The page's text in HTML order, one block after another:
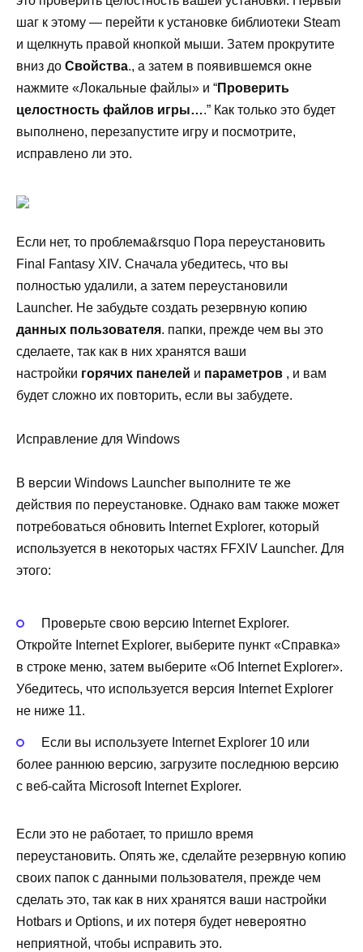
шаг к этому — перейти к установке библиотеки Steam
и щелкнуть правой кнопкой мыши. Затем прокрутите
вниз до Свойства., а затем в появившемся окне
нажмите «Локальные файлы» и “Проверить
целостность файлов игры….” Как только это будет
выполнено, перезапустите игру и посмотрите,
исправлено ли это.
Если нет, то проблема&rsquo Пора переустановить
Final Fantasy XIV. Сначала убедитесь, что вы
полностью удалили, а затем переустановили
Launcher. Не забудьте создать резервную копию
данных пользователя. папки, прежде чем вы это
сделаете, так как в них хранятся ваши
настройки горячих панелей и параметров , и вам
будет сложно их повторить, если вы забудете.
Исправление для Windows
В версии Windows Launcher выполните те же
действия по переустановке. Однако вам также может
потребоваться обновить Internet Explorer, который
используется в некоторых частях FFXIV Launcher. Для
этого:
Проверьте свою версию Internet Explorer.
Откройте Internet Explorer, выберите пункт «Справка»
в строке меню, затем выберите «Об Internet Explorer».
Убедитесь, что используется версия Internet Explorer
не ниже 11.
Если вы используете Internet Explorer 10 или
более раннюю версию, загрузите последнюю версию
с веб-сайта Microsoft Internet Explorer.
Если это не работает, то пришло время
переустановить. Опять же, сделайте резервную копию
своих папок с данными пользователя, прежде чем
сделать это, так как в них хранятся ваши настройки
Hotbars и Options, и их потеря будет невероятно
неприятной, чтобы исправить это.